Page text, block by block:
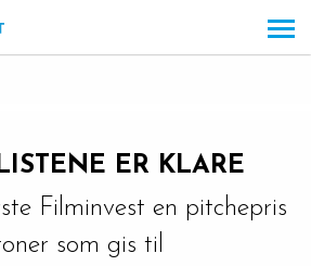
ER KLARE
Filminvest en pitchepris
som gis til